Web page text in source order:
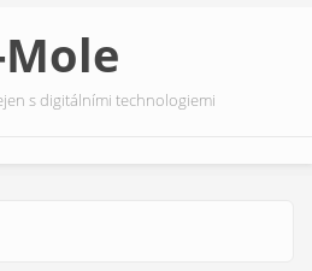
s digitálními technologiemi